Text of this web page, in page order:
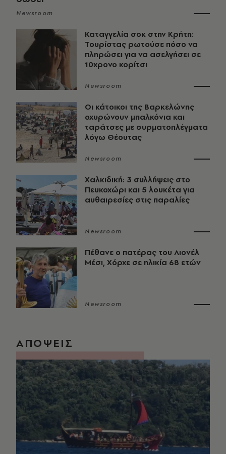
Newsroom
Καταγγελία σοκ στην Κρήτη:
Τουρίστας ρωτούσε πόσο να
πληρώσει για να ασελγήσει σε
10χρονο κορίτσι
Newsroom
Οι κάτοικοι της Βαρκελώνης
οχυρώνουν μπαλκόνια και
ταράτσες με συρματοπλέγματα
λόγω Θέουτας
Newsroom
Χαλκιδική: 3 συλλήψεις στο
Πευκοχώρι και 5 λουκέτα για
αυθαιρεσίες στις παραλίες
Newsroom
Πέθανε ο πατέρας του Λιονέλ
Μέσι, Χόρχε σε ηλικία 68 ετών
Newsroom
ΑΠΟΨΕΙΣ